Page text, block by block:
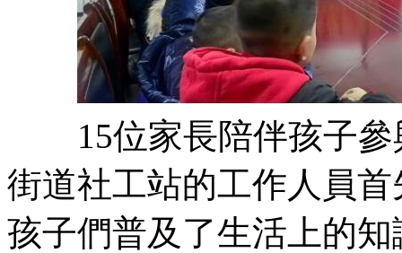
15位家長陪伴孩子參
街道社工站的工作人員
孩子們普及了生活上的